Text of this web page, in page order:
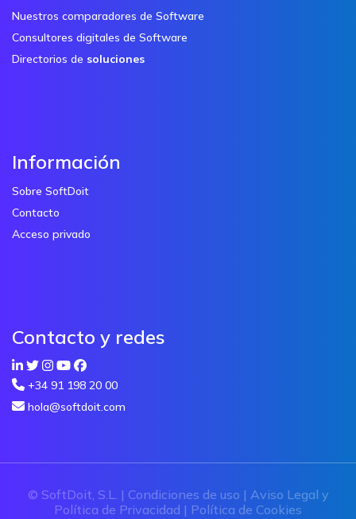
Nuestros comparadores de Software
Consultores digitales de Software
Directorios de soluciones
Información
Sobre SoftDoit
Contacto
Acceso privado
Contacto y redes
+34 91 198 20 00
hola@softdoit.com
© SoftDoit, S.L. | Condiciones de uso | Aviso Legal y
Política de Privacidad | Política de Cookies